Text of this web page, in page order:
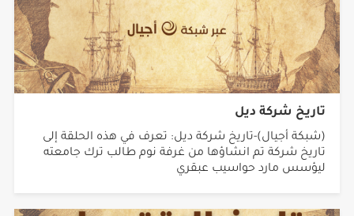
تاريخ شركة ديل
(شبكة أجيال)-تاريخ شركة ديل: تعرف في هذه الحلقة إلى
تاريخ شركة تم انشاؤها من غرفة نوم طالب ترك جامعته
ليؤسس مارد حواسيب عبقري